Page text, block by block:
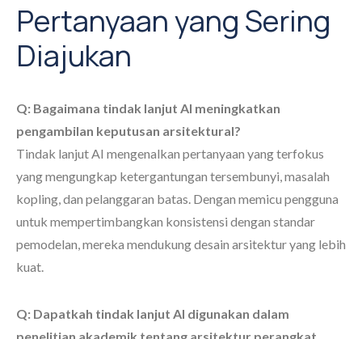
Pertanyaan yang Sering
Diajukan
Q: Bagaimana tindak lanjut AI meningkatkan
pengambilan keputusan arsitektural?
Tindak lanjut AI mengenalkan pertanyaan yang terfokus
yang mengungkap ketergantungan tersembunyi, masalah
kopling, dan pelanggaran batas. Dengan memicu pengguna
untuk mempertimbangkan konsistensi dengan standar
pemodelan, mereka mendukung desain arsitektur yang lebih
kuat.
Q: Dapatkah tindak lanjut AI digunakan dalam